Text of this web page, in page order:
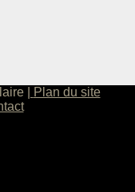
Plan du site